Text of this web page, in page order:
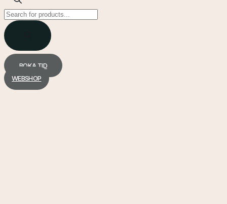
Products
search
BOKA TID
WEBSHOP